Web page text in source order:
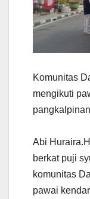
Komunitas
mengikuti
Abi
berkat puji
komunitas
pawai